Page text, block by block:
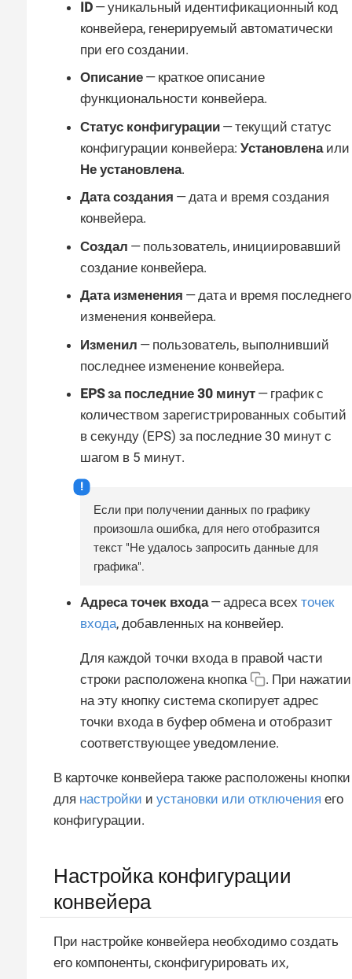
ID — уникальный идентификационный код
конвейера, генерируемый автоматически
при его создании.
Описание — краткое описание
функциональности конвейера.
Статус конфигурации — текущий статус
конфигурации конвейера: Установленаили
Не установлена.
Дата создания — дата и время создания
конвейера.
Создал — пользователь, инициировавший
создание конвейера.
Дата изменения — дата и время последнего
изменения конвейера.
Изменил — пользователь, выполнивший
последнее изменение конвейера.
EPS за последние 30 минут — график с
количеством зарегистрированных событий
в секунду (EPS) за последние 30 минут с
шагом в 5 минут.
Если при получении данных по графику
произошла ошибка, для него отобразится
текст "Не удалось запросить данные для
графика".
Адреса точек входа— адреса всех точек
входа, добавленных на конвейер.
Для каждой точки входа в правой части
строки расположена кнопка
. При нажатии
на эту кнопку система скопирует адрес
точки входа в буфер обмена и отобразит
соответствующее уведомление.
В карточке конвейера также расположены кнопки
для настройки и установки или отключения его
конфигурации.
Настройка конфигурации
конвейера
При настройке конвейера необходимо создать
его компоненты, сконфигурировать их,